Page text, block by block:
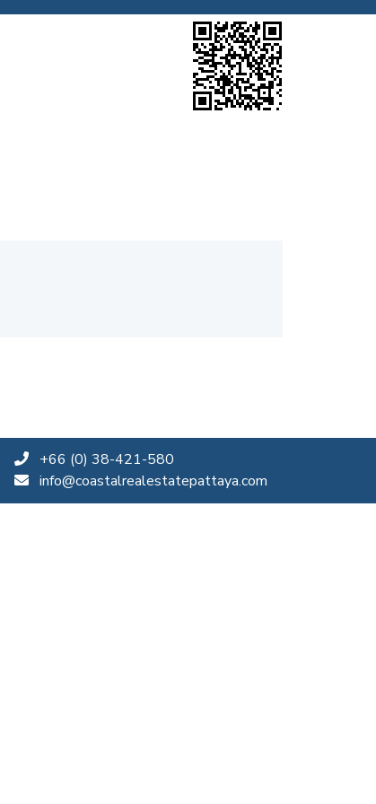
+66 (0) 38-421-580
info@coastalrealestatepattaya.com